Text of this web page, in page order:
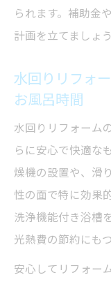
られます。補助金
計画を立てましょう
水回りリフォ
お風呂時間
水回りリフォーム
らに安心で快適な
燥機の設置や、滑
性の面で特に効果
洗浄機能付き浴槽
光熱費の節約にも
安心してリフォー